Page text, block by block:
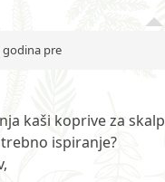
pre
kaši koprive za
ispiranje?